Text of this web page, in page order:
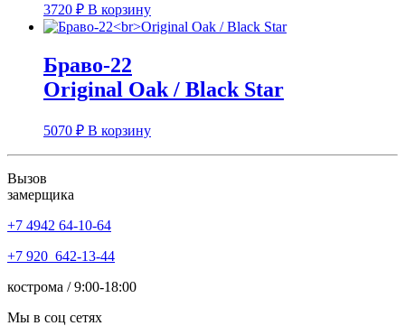
3720 ₽ В корзину
Браво-22
Original Oak / Black Star
5070 ₽ В корзину
Вызов
замерщика
+7 4942 64-10-64
+7 920 642-13-44
кострома / 9:00-18:00
Мы в соц сетях